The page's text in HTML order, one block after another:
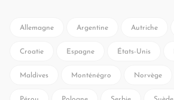
Allemagne Argentine Autriche
Croatie Espagne États-Unis
Maldives Monténégro Norvège